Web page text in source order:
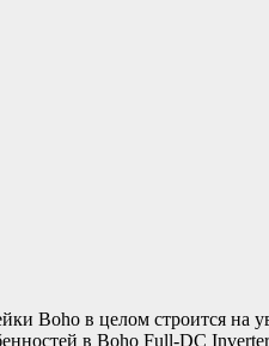
Boho в целом строится на
в Boho Full-DC